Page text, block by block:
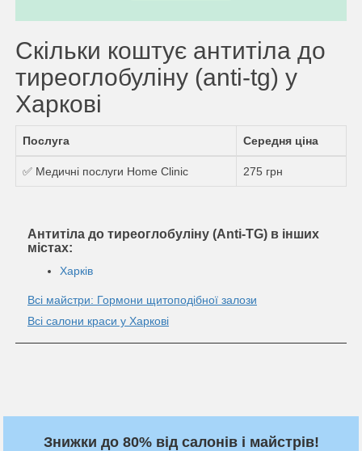
Скільки коштує антитіла до
тиреоглобуліну (anti-tg) у
Харкові
Послуга Середня ціна
✅ Медичні послуги Home Clinic 275 грн
Антитіла до тиреоглобуліну (Anti-TG) в інших
містах:
Харків
Всі майстри: Гормони щитоподібної залози
Всі салони краси у Харкові
Знижки до 80% від салонів і майстрів!